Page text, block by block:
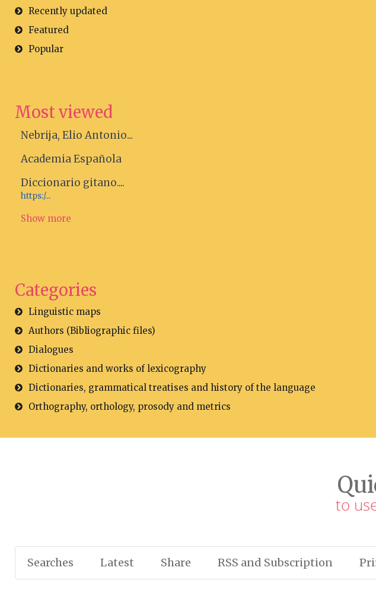
Recently updated
Featured
Popular
Most viewed
Nebrija, Elio Antonio...
Academia Española
Diccionario gitano....
https:/...
Show more
Categories
Linguistic maps
Authors (Bibliographic files)
Dialogues
Dictionaries and works of lexicography
Dictionaries, grammatical treatises and history of the language
Orthography, orthology, prosody and metrics
to
Searches Latest Share RSS and Subscription